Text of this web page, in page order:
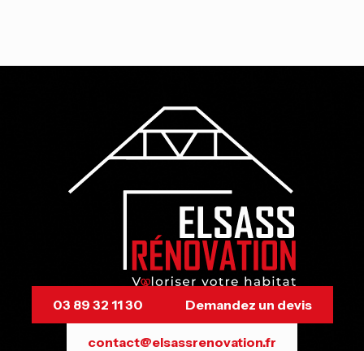
03 89 32 11 30 Demandez un devis
contact@elsassrenovation.fr